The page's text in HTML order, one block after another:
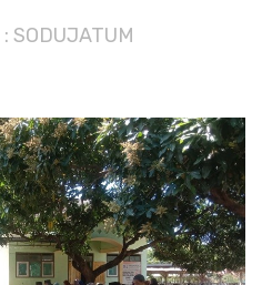
SODUJATUM